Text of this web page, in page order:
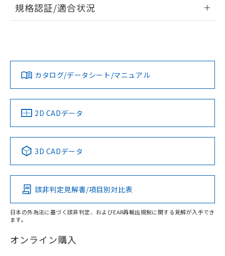
ログイン/会員登録
ダウンロードデータをご利用いただく前に、以下を必ずお読
みください。
ソフトウェアの使用条件
EU RoHS 注意事項・凡例
対応済み
中国 RoHS 注意事項・凡例
Pb Hg Cd Cr(VI)
O
在庫等で未対応品が混在する可能性があります。
規格認証/適合状況
カタログ/データシート/マニュアル
2D CADデータ
3D CADデータ
該非判定見解書/項目別対比表
日本の外為法に基づく該非判定、およびEAR再輸出規制に関する見解が入手でき
ます。
オンライン購入